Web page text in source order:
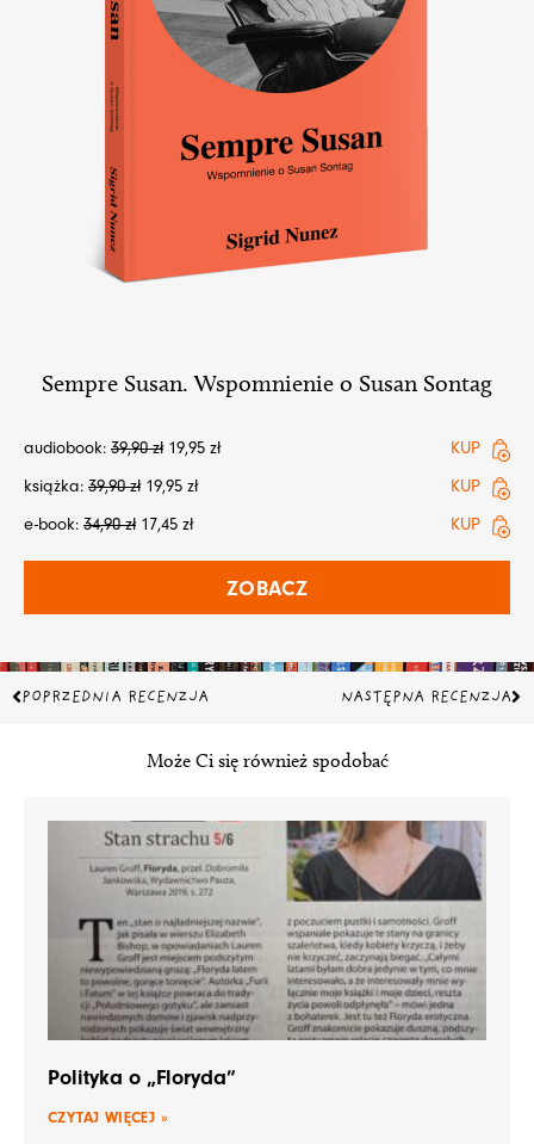
Sempre Susan. Wspomnienie o Susan Sontag
audiobook: 39,90zł 19,95 zł
KUP
książka: 39,90zł 19,95 zł
KUP
e-book: 34,90zł 17,45 zł KUP
ZOBACZ
Prev
POPRZEDNIA RECENZJA NASTĘPNA RECENZJA
Może Ci się również spodobać
Polityka o „Floryda”
CZYTAJ WIĘCEJ »